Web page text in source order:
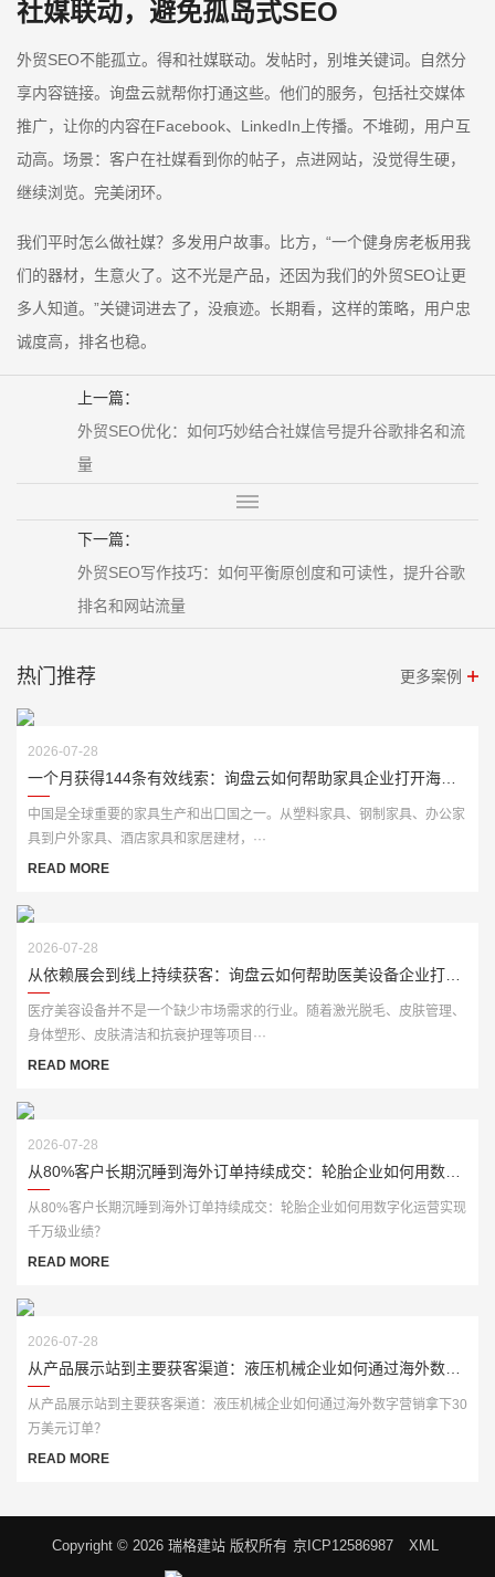
社媒联动，避免孤岛式SEO
外贸SEO不能孤立。得和社媒联动。发帖时，别堆关键词。自然分
享内容链接。询盘云就帮你打通这些。他们的服务，包括社交媒体
推广，让你的内容在Facebook、LinkedIn上传播。不堆砌，用户互
动高。场景：客户在社媒看到你的帖子，点进网站，没觉得生硬，
继续浏览。完美闭环。
我们平时怎么做社媒？多发用户故事。比方，“一个健身房老板用我
们的器材，生意火了。这不光是产品，还因为我们的外贸SEO让更
多人知道。”关键词进去了，没痕迹。长期看，这样的策略，用户忠
诚度高，排名也稳。
上一篇：
外贸SEO优化：如何巧妙结合社媒信号提升谷歌排名和流
量
下一篇：
外贸SEO写作技巧：如何平衡原创度和可读性，提升谷歌
排名和网站流量
热门推荐 更多案例
2026-07-28
中国是全球重要的家具生产和出口国之一。从塑料家具、钢制家具、办公家
具到户外家具、酒店家具和家居建材，···
READ MORE
2026-07-28
医疗美容设备并不是一个缺少市场需求的行业。随着激光脱毛、皮肤管理、
身体塑形、皮肤清洁和抗衰护理等项目···
READ MORE
2026-07-28
从80%客户长期沉睡到海外订单持续成交：轮胎企业如何用数字化运营实现
千万级业绩？
READ MORE
2026-07-28
从产品展示站到主要获客渠道：液压机械企业如何通过海外数字营销拿下30
万美元订单？
READ MORE
Copyright © 2026 瑞格建站 版权所有 京ICP12586987 XML